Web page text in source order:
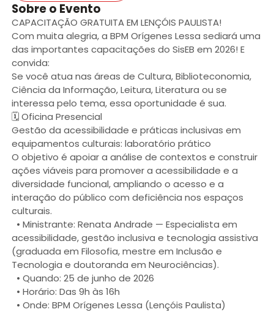
Sobre o Evento
CAPACITAÇÃO GRATUITA EM LENÇÓIS PAULISTA!
Com muita alegria, a BPM Orígenes Lessa sediará uma
das importantes capacitações do SisEB em 2026! E
convida:
Se você atua nas áreas de Cultura, Biblioteconomia,
Ciência da Informação, Leitura, Literatura ou se
interessa pelo tema, essa oportunidade é sua.
🗓️ Oficina Presencial
Gestão da acessibilidade e práticas inclusivas em
equipamentos culturais: laboratório prático
O objetivo é apoiar a análise de contextos e construir
ações viáveis para promover a acessibilidade e a
diversidade funcional, ampliando o acesso e a
interação do público com deficiência nos espaços
culturais.
• Ministrante: Renata Andrade — Especialista em
acessibilidade, gestão inclusiva e tecnologia assistiva
(graduada em Filosofia, mestre em Inclusão e
Tecnologia e doutoranda em Neurociências).
• Quando: 25 de junho de 2026
• Horário: Das 9h às 16h
• Onde: BPM Orígenes Lessa (Lençóis Paulista)